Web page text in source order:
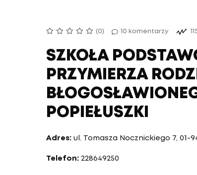
(0) 10 komentarzy
SZKOŁA
PRZYMIERZA
POPIEŁUSZKI
Adres: ul. Tomasza Nocznickiego 7, 01-
Telefon: 228649250